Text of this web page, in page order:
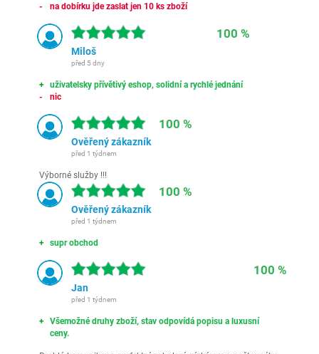
na dobírku jde zaslat jen 10 ks zboží
100 %
Miloš
před 5 dny
uživatelsky přívětivý eshop, solidní a rychlé jednání
nic
100 %
Ověřený zákazník
před 1 týdnem
Výborné služby !!!
100 %
Ověřený zákazník
před 1 týdnem
supr obchod
100 %
Jan
před 1 týdnem
Všemožné druhy zboží, stav odpovídá popisu a luxusní
ceny.